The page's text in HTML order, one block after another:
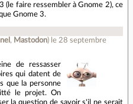
(le faire ressembler à Gnome 2), ce
Gnome 3.
, Mastodon) le 28 septembre
de ressasser
qui datent de
que la personne
le projet. On
la question de savoir s'il ne serait